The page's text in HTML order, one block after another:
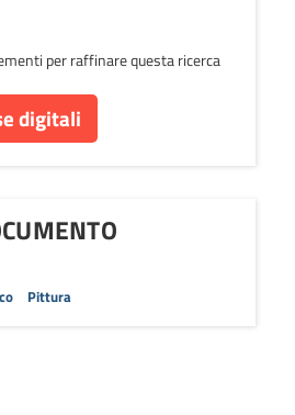
per raffinare questa ricerca
digitali
Pittura